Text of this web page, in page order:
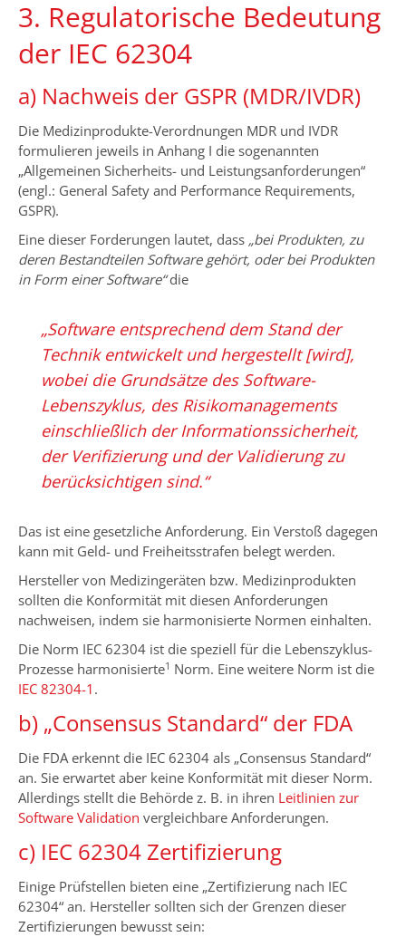
3. Regulatorische Bedeutung
der IEC 62304
a) Nachweis der GSPR (MDR/IVDR)
Die Medizinprodukte-Verordnungen MDR und IVDR
formulieren jeweils in Anhang I die sogenannten
„Allgemeinen Sicherheits- und Leistungsanforderungen“
(engl.: General Safety and Performance Requirements,
GSPR).
Eine dieser Forderungen lautet, dass „bei Produkten, zu
deren Bestandteilen Software gehört, oder bei Produkten
in Form einer Software“die
„Software entsprechend dem Stand der
Technik entwickelt und hergestellt [wird],
wobei die Grundsätze des Software-
Lebenszyklus, des Risikomanagements
einschließlich der Informationssicherheit,
der Verifizierung und der Validierung zu
berücksichtigen sind.“
Das ist eine gesetzliche Anforderung. Ein Verstoß dagegen
kann mit Geld- und Freiheitsstrafen belegt werden.
Hersteller von Medizingeräten bzw. Medizinprodukten
sollten die Konformität mit diesen Anforderungen
nachweisen, indem sie harmonisierte Normen einhalten.
Die Norm IEC 62304 ist die speziell für die Lebenszyklus-
Prozesse harmonisierte1 Norm. Eine weitere Norm ist die
IEC 82304-1 .
b) „Consensus Standard“ der FDA
Die FDA erkennt die IEC 62304 als „Consensus Standard“
an. Sie erwartet aber keine Konformität mit dieser Norm.
Allerdings stellt die Behörde z. B. in ihren Leitlinien zur
Software Validation vergleichbare Anforderungen.
c) IEC 62304 Zertifizierung
Einige Prüfstellen bieten eine „Zertifizierung nach IEC
62304“ an. Hersteller sollten sich der Grenzen dieser
Zertifizierungen bewusst sein: